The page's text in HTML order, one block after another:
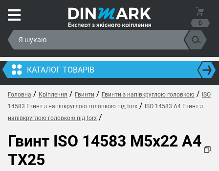
0
КАТАЛОГ ТОВАРІВ
Головна / Кріплення / Гвинти / Гвинти з напівкруглою головкою / ISO
14583 Гвинт з напівкруглою головкою під torx / ISO 14583 A4 Гвинт з
напівкруглою головкою під torx /
Гвинт ISO 14583 M5x22 A4
TX25